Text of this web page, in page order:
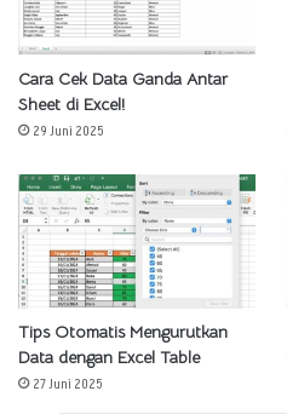
Cara Cek Data Ganda Antar
Sheet di Excel!
29 Juni 2025
Tips Otomatis Mengurutkan
Data dengan Excel Table
27 Juni 2025